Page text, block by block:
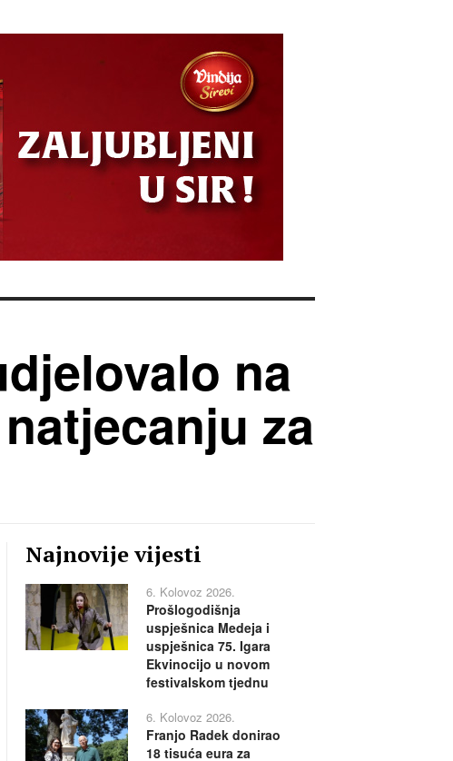
na
za
Najnovije vijesti
6. Kolovoz 2026.
Prošlogodišnja
uspješnica Medeja i
uspješnica 75. Igara
Ekvinocijo u novom
festivalskom tjednu
6. Kolovoz 2026.
Franjo Radek donirao
18 tisuća eura za